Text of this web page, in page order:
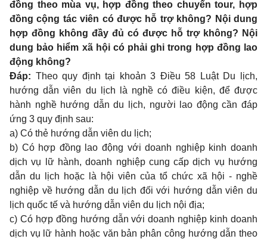
đồng theo mùa vụ, hợp đồng theo chuyến tour, hợp
đồng cộng tác viên có được hỗ trợ không? Nội dung
hợp đồng không đầy đủ có được hỗ trợ không? Nội
dung bảo hiểm xã hội có phải ghi trong hợp đồng lao
động không?
Đáp: Theo quy định tại khoản 3 Điều 58 Luật Du lịch,
hướng dẫn viên du lịch là nghề có điều kiện, để được
hành nghề hướng dẫn du lịch, người lao động cần đáp
ứng 3 quy định sau:
a) Có thẻ hướng dẫn viên du lịch;
b) Có hợp đồng lao động với doanh nghiệp kinh doanh
dịch vụ lữ hành, doanh nghiệp cung cấp dịch vụ hướng
dẫn du lịch hoặc là hội viên của tổ chức xã hội - nghề
nghiệp về hướng dẫn du lịch đối với hướng dẫn viên du
lịch quốc tế và hướng dẫn viên du lịch nội địa;
c) Có hợp đồng hướng dẫn với doanh nghiệp kinh doanh
dịch vụ lữ hành hoặc văn bản phân công hướng dẫn theo